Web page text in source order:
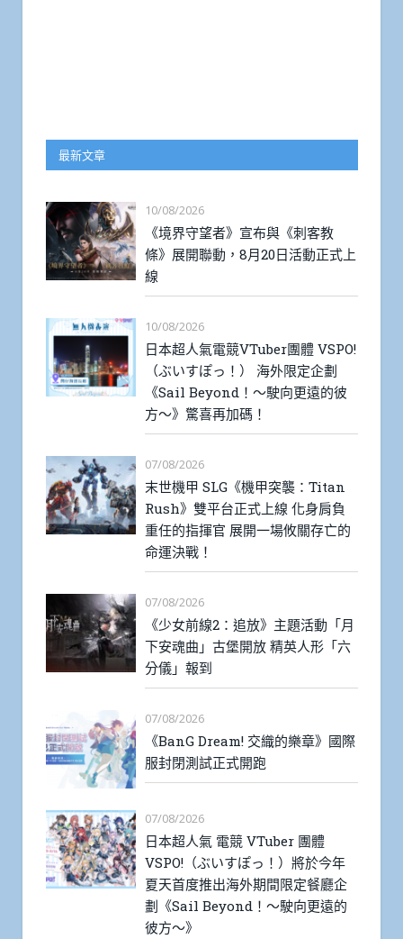
最新文章
10/08/2026
《境界守望者》宣布與《刺客教
條》展開聯動，8月20日活動正式上
線
10/08/2026
日本超人氣電競VTuber團體 VSPO!
（ぶいすぽっ！） 海外限定企劃
《Sail Beyond！～駛向更遠的彼
方～》驚喜再加碼！
07/08/2026
末世機甲 SLG《機甲突襲：Titan
Rush》雙平台正式上線 化身肩負
重任的指揮官 展開一場攸關存亡的
命運決戰！
07/08/2026
《少女前線2：追放》主題活動「月
下安魂曲」古堡開放 精英人形「六
分儀」報到
07/08/2026
《BanG Dream! 交織的樂章》國際
服封閉測試正式開跑
07/08/2026
日本超人氣 電競 VTuber 團體
VSPO!（ぶいすぽっ！）將於今年
夏天首度推出海外期間限定餐廳企
劃《Sail Beyond！～駛向更遠的
彼方～》